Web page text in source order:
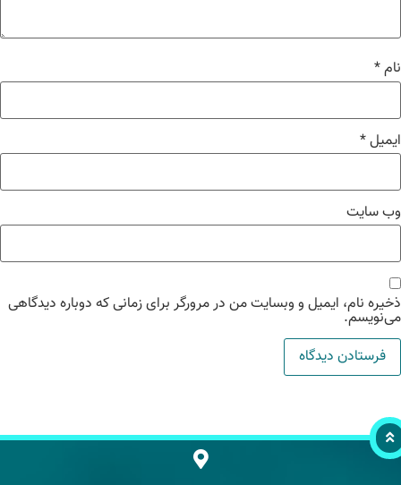
*
*
سایت
نام، ایمیل و وبسایت من در مرورگر برای زمانی که دوباره دیدگاهی